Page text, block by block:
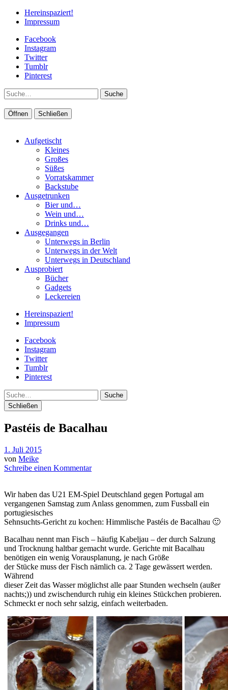
Hereinspaziert!
Impressum
Facebook
Instagram
Twitter
Tumblr
Pinterest
Suche
Öffnen Schließen
Aufgetischt
Kleines
Großes
Süßes
Vorratskammer
Backstube
Ausgetrunken
Bier und…
Wein und…
Drinks und…
Ausgegangen
Unterwegs in Berlin
Unterwegs in der Welt
Unterwegs in Deutschland
Ausprobiert
Bücher
Gadgets
Leckereien
Hereinspaziert!
Impressum
Facebook
Instagram
Twitter
Tumblr
Pinterest
Suche
Schließen
Pastéis de Bacalhau
1. Juli 2015
von Meike
Schreibe einen Kommentar
Wir haben das U21 EM-Spiel Deutschland gegen Portugal am
vergangenen Samstag zum Anlass genommen, zum Fussball ein
portugiesisches
Sehnsuchts-Gericht zu kochen: Himmlische Pastéis de Bacalhau 🙂
Bacalhau nennt man Fisch – häufig Kabeljau – der durch Salzung
und Trocknung haltbar gemacht wurde. Gerichte mit Bacalhau
benötigen ein wenig Vorausplanung, je nach Größe
der Stücke muss der Fisch nämlich ca. 2 Tage gewässert werden.
Während
dieser Zeit das Wasser möglichst alle paar Stunden wechseln (außer
nachts;)) und zwischendurch ruhig ein kleines Stückchen probieren.
Schmeckt er noch sehr salzig, einfach weiterbaden.